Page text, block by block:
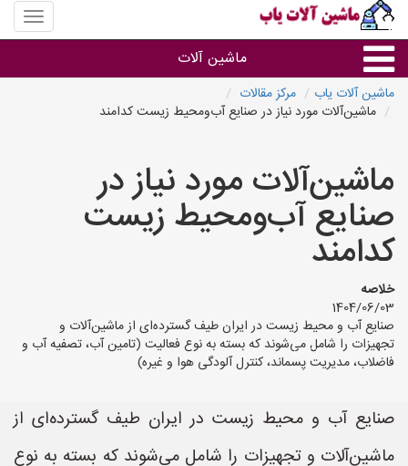
منوی
سایت
آلات
ماشین آلات
ماشین آلات
سایر گروه ها
ماشین آلات
ماشین آلات یاب
مرکز مقالات
ماشین‌آلات مورد نیاز در صنایع آب‌ومحیط زیست کدامند
ماشین‌آلات مورد نیاز در
صنایع آب‌ومحیط زیست
کدامند
خلاصه
1404/06/03
صنایع آب و محیط زیست در ایران طیف گسترده‌ای از ماشین‌آلات و
تجهیزات را شامل می‌شوند که بسته به نوع فعالیت (تامین آب، تصفیه آب و
فاضلاب، مدیریت پسماند، کنترل آلودگی هوا و غیره)
صنایع آب و محیط زیست در ایران طیف گسترده‌ای از
ماشین‌آلات و تجهیزات را شامل می‌شوند که بسته به نوع